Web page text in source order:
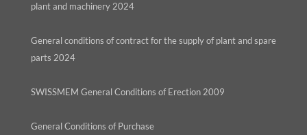
plant and machinery 2024
General conditions of contract for the supply of plant and spare
parts 2024
SWISSMEM General Conditions of Erection 2009
General Conditions of Purchase